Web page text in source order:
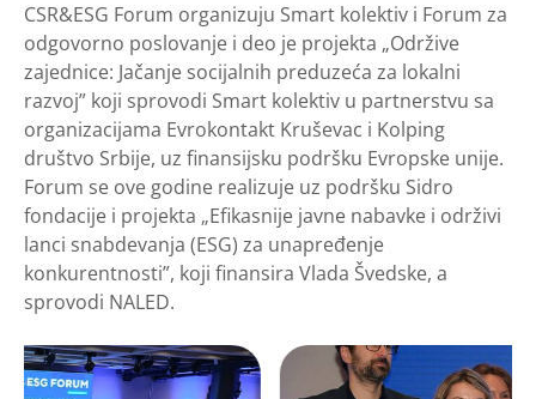
CSR&ESG Forum organizuju Smart kolektiv i Forum za
odgovorno poslovanje i deo je projekta „Održive
zajednice: Jačanje socijalnih preduzeća za lokalni
razvoj” koji sprovodi Smart kolektiv u partnerstvu sa
organizacijama Evrokontakt Kruševac i Kolping
društvo Srbije, uz finansijsku podršku Evropske unije.
Forum se ove godine realizuje uz podršku Sidro
fondacije i projekta „Efikasnije javne nabavke i održivi
lanci snabdevanja (ESG) za unapređenje
konkurentnosti”, koji finansira Vlada Švedske, a
sprovodi NALED.